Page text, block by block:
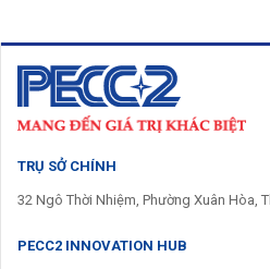
TRỤ SỞ CHÍNH
32 Ngô Thời Nhiệm, Phường Xuân Hòa,
PECC2 INNOVATION HUB